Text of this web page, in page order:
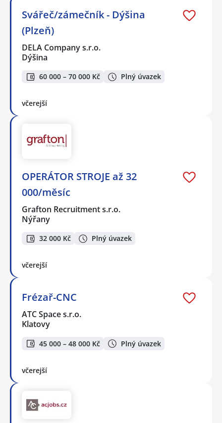
Svářeč/zámečník - Dýšina
(Plzeň)
DELA Company s.r.o.
Dýšina
60 000 – 70 000 Kč Plný úvazek
včerejší
OPERÁTOR STROJE až 32
000/měsíc
Grafton Recruitment s.r.o.
Nýřany
32 000 Kč Plný úvazek
včerejší
Frézař-CNC
ATC Space s.r.o.
Klatovy
45 000 – 48 000 Kč Plný úvazek
včerejší